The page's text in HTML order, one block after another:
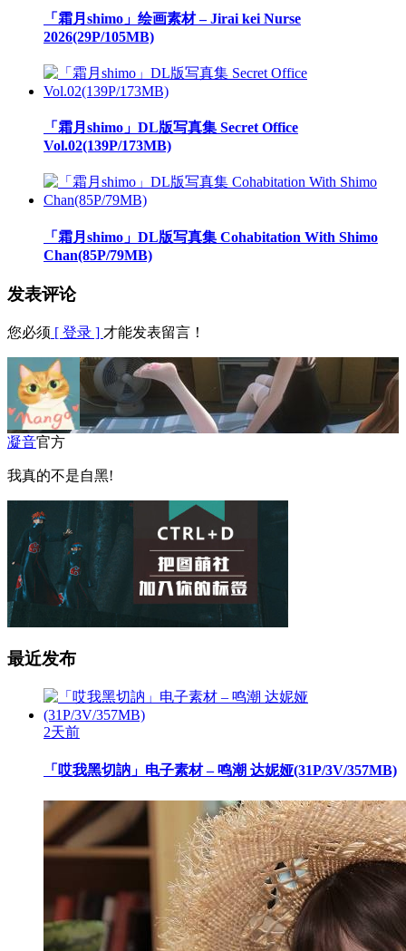
「霜月shimo」绘画素材 – Jirai kei Nurse
2026(29P/105MB)
「霜月shimo」DL版写真集 Secret Office
Vol.02(139P/173MB)
「霜月shimo」DL版写真集 Cohabitation With Shimo
Chan(85P/79MB)
发表评论
您必须 [ 登录 ] 才能发表留言！
凝音官方
我真的不是自黑!
最近发布
2天前
「哎我黑切訥」电子素材 – 鸣潮 达妮娅(31P/3V/357MB)